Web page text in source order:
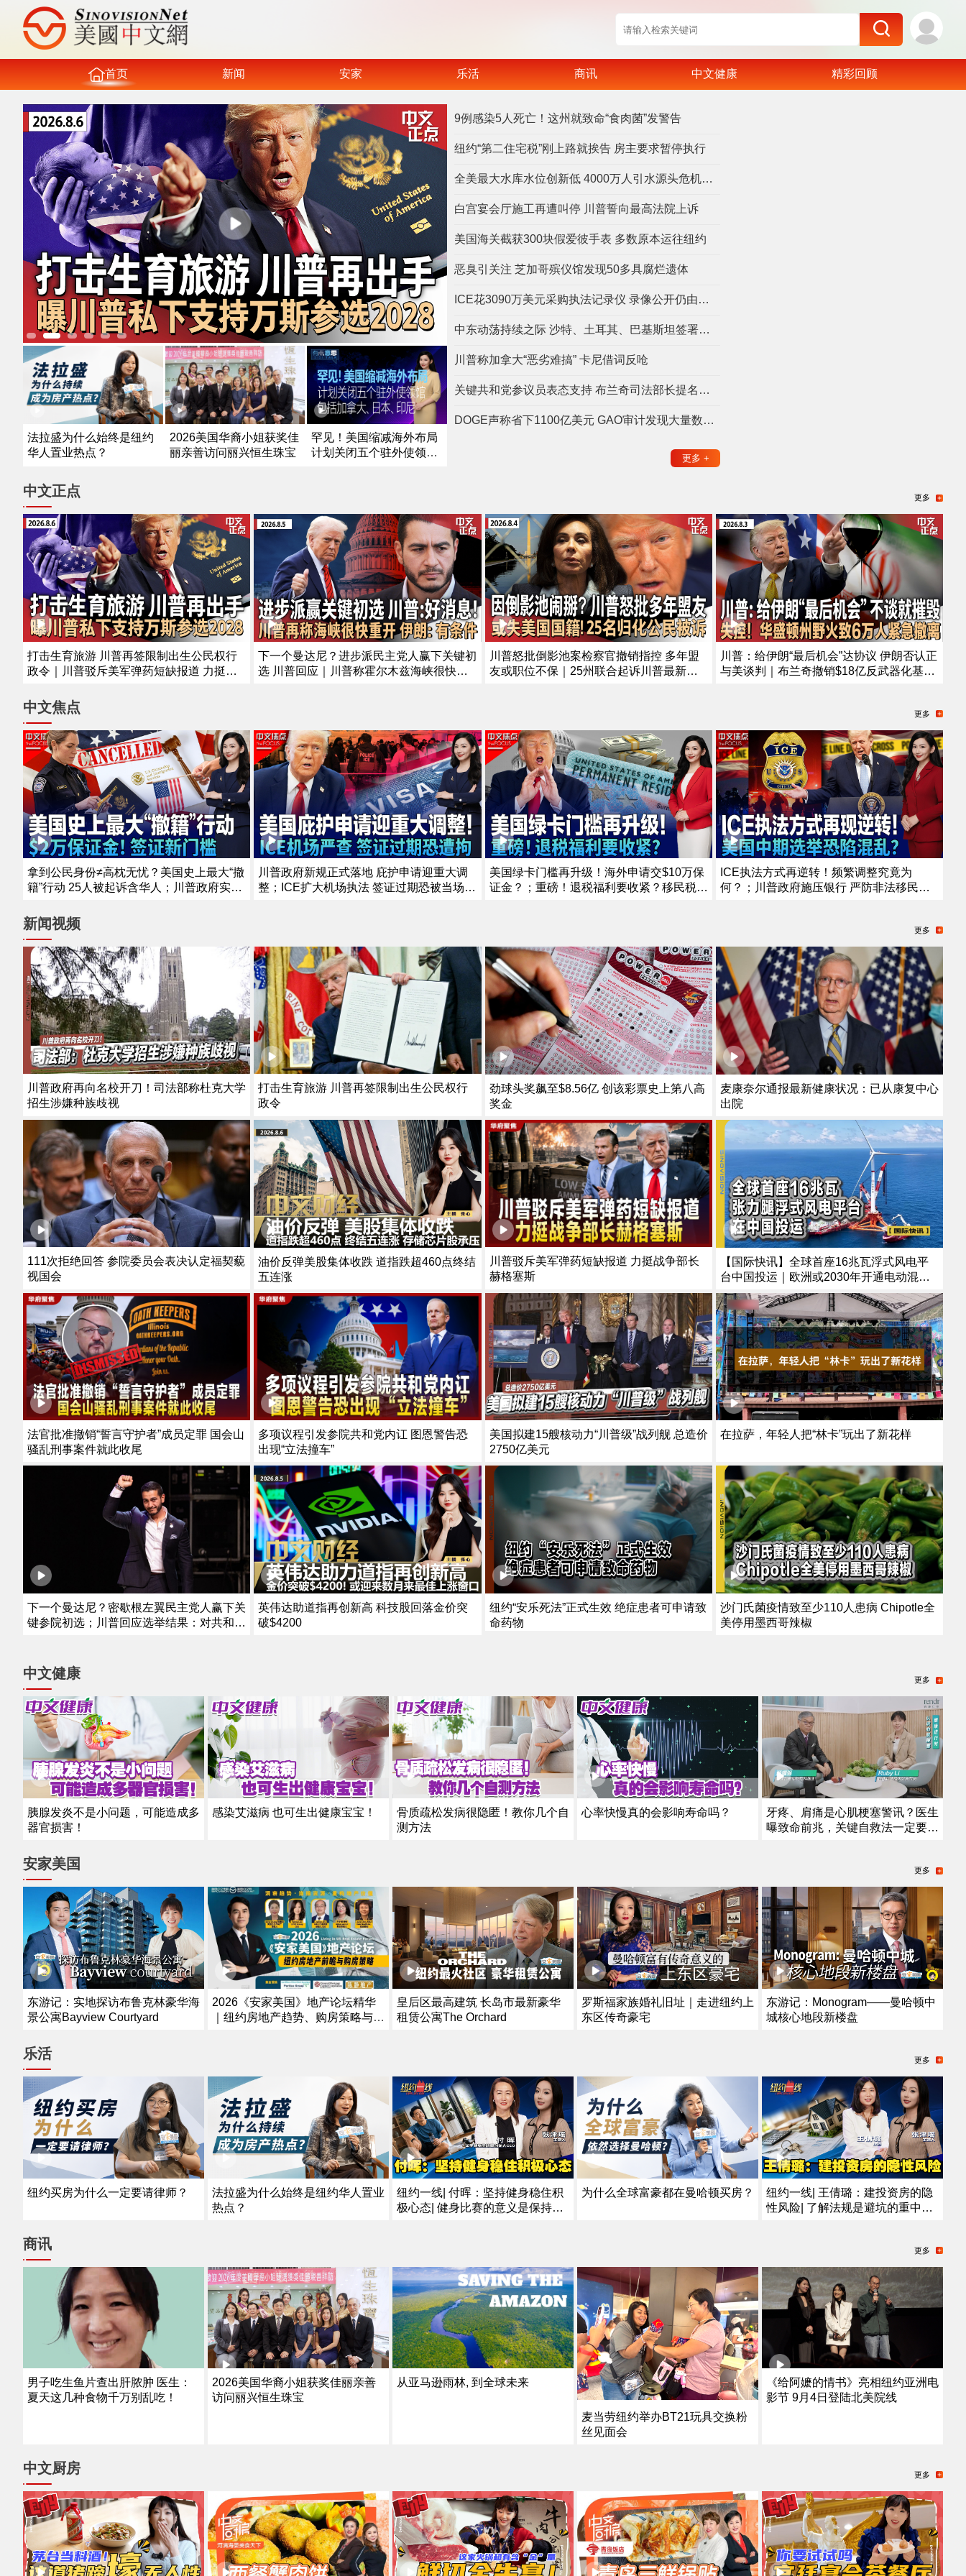
首页 新闻 安家 乐活 商讯 中文健康 精彩回顾
法拉盛为什么始终是纽约
华人置业热点？
2026美国华裔小姐获奖佳
丽亲善访问丽兴恒生珠宝
罕见！美国缩减海外布局
计划关闭五个驻外使领馆
9例感染5人死亡！这州就致命“食肉菌”发警告
纽约“第二住宅税”刚上路就挨告 房主要求暂停执行
全美最大水库水位创新低 4000万人引水源头危机加剧
白宫宴会厅施工再遭叫停 川普誓向最高法院上诉
美国海关截获300块假爱彼手表 多数原本运往纽约
恶臭引关注 芝加哥殡仪馆发现50多具腐烂遗体
ICE花3090万美元采购执法记录仪 录像公开仍由自己决定
中东动荡持续之际 沙特、土耳其、巴基斯坦签署共同防御协议
川普称加拿大“恶劣难搞” 卡尼借词反呛
关键共和党参议员表态支持 布兰奇司法部长提名基本扫清障碍
DOGE声称省下1100亿美元 GAO审计发现大量数据有问题
更多 +
中文正点 更多
打击生育旅游 川普再签限制出生公民权行
政令｜川普驳斥美军弹药短缺报道 力挺赫
｜麦康奈尔通报最新健康状况｜曝川普私下
支持万斯选2028 《中文正点》26.8.6
下一个曼达尼？进步派民主党人赢下关键初
选 川普回应｜川普称霍尔木兹海峡很快重
川普怒批倒影池案检察官撤销指控 多年盟
友或职位不保｜25州联合起诉川普最新全
川普：给伊朗“最后机会”达协议 伊朗否认正
与美谈判｜布兰奇撤销$18亿反武器化基金
中文焦点 更多
拿到公民身份≠高枕无忧？美国史上最大“撤
籍”行动 25人被起诉含华人；川普政府实施
见！国务院缩减海外布局 拟关闭五个使领
馆《中文焦点》8/6/2026
川普政府新规正式落地 庇护申请迎重大调
整；ICE扩大机场执法 签证过期恐被当场带
美国绿卡门槛再升级！海外申请交$10万保
证金？；重磅！退税福利要收紧？移民税收
ICE执法方式再逆转！频繁调整究竟为
何？；川普政府施压银行 严防非法移民获
参议院席位争夺战连夜打响《中文焦点》7/
16
新闻视频 更多
川普政府再向名校开刀！司法部称杜克大学
招生涉嫌种族歧视
打击生育旅游 川普再签限制出生公民权行
政令
劲球头奖飙至$8.56亿 创该彩票史上第八高
奖金
麦康奈尔通报最新健康状况：已从康复中心
出院
111次拒绝回答 参院委员会表决认定福契藐
视国会
油价反弹美股集体收跌 道指跌超460点终结
五连涨
川普驳斥美军弹药短缺报道 力挺战争部长
赫格塞斯
【国际快讯】全球首座16兆瓦浮式风电平
台中国投运｜欧洲或2030年开通电动混动
航线｜厄尔尼诺恐加剧全球粮食危机
法官批准撤销“誓言守护者”成员定罪 国会山
骚乱刑事案件就此收尾
多项议程引发参院共和党内讧 图恩警告恐
出现“立法撞车”
美国拟建15艘核动力“川普级”战列舰 总造价
2750亿美元
在拉萨，年轻人把“林卡”玩出了新花样
下一个曼达尼？密歇根左翼民主党人赢下关
键参院初选；川普回应选举结果：对共和党
共和党维持参议院多数席位概
英伟达助道指再创新高 科技股回落金价突
破$4200
纽约“安乐死法”正式生效 绝症患者可申请致
命药物
沙门氏菌疫情致至少110人患病 Chipotle全
美停用墨西哥辣椒
中文健康 更多
胰腺发炎不是小问题，可能造成多
器官损害！
感染艾滋病 也可生出健康宝宝！
骨质疏松发病很隐匿！教你几个自
测方法
心率快慢真的会影响寿命吗？
牙疼、肩痛是心肌梗塞警讯？医生
曝致命前兆，关键自救法一定要
安家美国 更多
东游记：实地探访布鲁克林豪华海
景公寓Bayview Courtyard
2026《安家美国》地产论坛精华
｜纽约房地产趋势、购房策略与投
皇后区最高建筑 长岛市最新豪华
租赁公寓The Orchard
罗斯福家族婚礼旧址｜走进纽约上
东区传奇豪宅
东游记：Monogram——曼哈顿中
城核心地段新楼盘
乐活 更多
纽约买房为什么一定要请律师？
法拉盛为什么始终是纽约华人置业
热点？
纽约一线| 付晖：坚持健身稳住积
极心态| 健身比赛的意义是保持好
为什么全球富豪都在曼哈顿买房？
纽约一线| 王倩璐：建投资房的隐
性风险| 了解法规是避坑的重中之
商讯 更多
男子吃生鱼片查出肝脓肿 医生：
夏天这几种食物千万别乱吃！
2026美国华裔小姐获奖佳丽亲善
访问丽兴恒生珠宝
从亚马逊雨林, 到全球未来
麦当劳纽约举办BT21玩具交换粉
丝见面会
《给阿嬷的情书》亮相纽约亚洲电
影节 9月4日登陆北美院线
中文厨房 更多